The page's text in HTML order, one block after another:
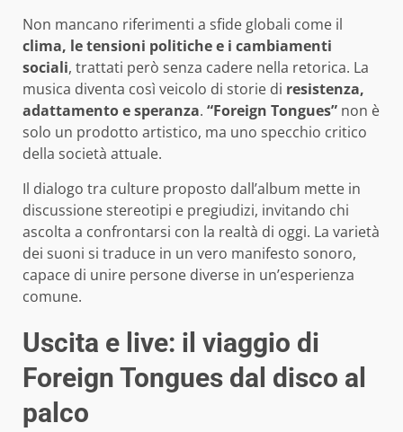
Non mancano riferimenti a sfide globali come il
clima, le tensioni politiche e i cambiamenti
sociali, trattati però senza cadere nella retorica. La
musica diventa così veicolo di storie di resistenza,
adattamento e speranza. “Foreign Tongues” non è
solo un prodotto artistico, ma uno specchio critico
della società attuale.
Il dialogo tra culture proposto dall’album mette in
discussione stereotipi e pregiudizi, invitando chi
ascolta a confrontarsi con la realtà di oggi. La varietà
dei suoni si traduce in un vero manifesto sonoro,
capace di unire persone diverse in un’esperienza
comune.
Uscita e live: il viaggio di
Foreign Tongues dal disco al
palco